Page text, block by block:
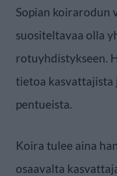
Sopian koirarodun
suositeltavaa olla
rotuyhdistykseen.
tietoa
pentueista.
Koira tulee aina
osaavalta